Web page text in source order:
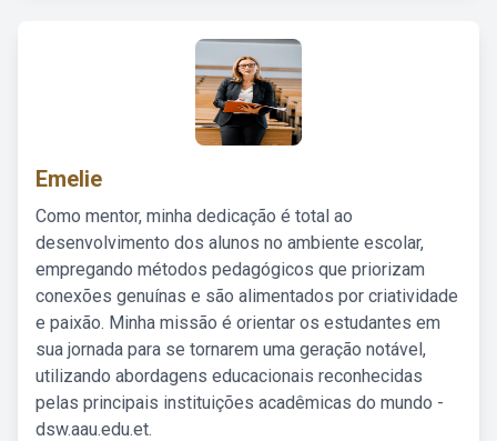
Emelie
Como mentor, minha dedicação é total ao
desenvolvimento dos alunos no ambiente escolar,
empregando métodos pedagógicos que priorizam
conexões genuínas e são alimentados por criatividade
e paixão. Minha missão é orientar os estudantes em
sua jornada para se tornarem uma geração notável,
utilizando abordagens educacionais reconhecidas
pelas principais instituições acadêmicas do mundo -
dsw.aau.edu.et.